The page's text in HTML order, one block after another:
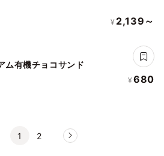
¥ 2,139～
ム有機チョコサンド
¥ 680
1 2